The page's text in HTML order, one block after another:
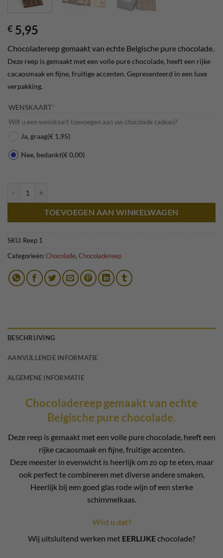
€ 5,95
Chocoladereep gemaakt van echte Belgische pure chocolade.
Deze reep is gemaakt met een volle pure chocolade, heeft een rijke
cacaosmaak en fijne, fruitige accenten. Gepresenteerd in een luxe
verpakking.
WENSKAART*
Wilt u een wenskaart toevoegen aan uw chocolade cadeau?
Ja, graag(€ 1,95)
Nee, bedankt(€ 0,00)
TOEVOEGEN AAN WINKELWAGEN
SKU: Reep 1
Categorieën:Chocolade, Chocoladereep
BESCHRIJVING
AANVULLENDE INFORMATIE
ALGEMENE INFORMATIE
Chocoladereep gemaakt van echte
Belgische pure chocolade.
Deze reep is gemaakt met een volle pure chocolade, heeft een
rijke cacaosmaak en fijne, fruitige accenten.
Deze meester in evenwicht is heerlijk om zo op te eten, maar
ook perfect te combineren met diverse andere smaken.
Heerlijk bij een goed glas rode wijn of een sterke
schimmelkaas.
Wist u dat?
Wij uitsluitend werken met EERLIJKEchocolade?